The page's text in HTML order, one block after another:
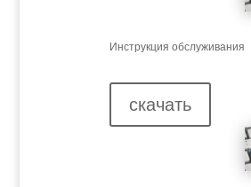
Инструкция обслуживания
скачать